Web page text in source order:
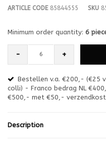
ARTICLE CODE85844555 SKU
Minimum order quantity: 6
- +
Bestellen v.a. €200,- (€25
colli) - Franco bedrag NL
€500,- met €50,-
Description